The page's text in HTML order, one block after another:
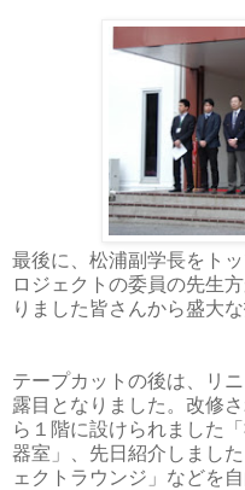
最後に、松浦副学長をト
ロジェクトの委員の先生
りました皆さんから盛大
テープカットの後は、リ
露目となりました。改修
ら１階に設けられました
器室」、先日紹介しまし
ェクトラウンジ」などを